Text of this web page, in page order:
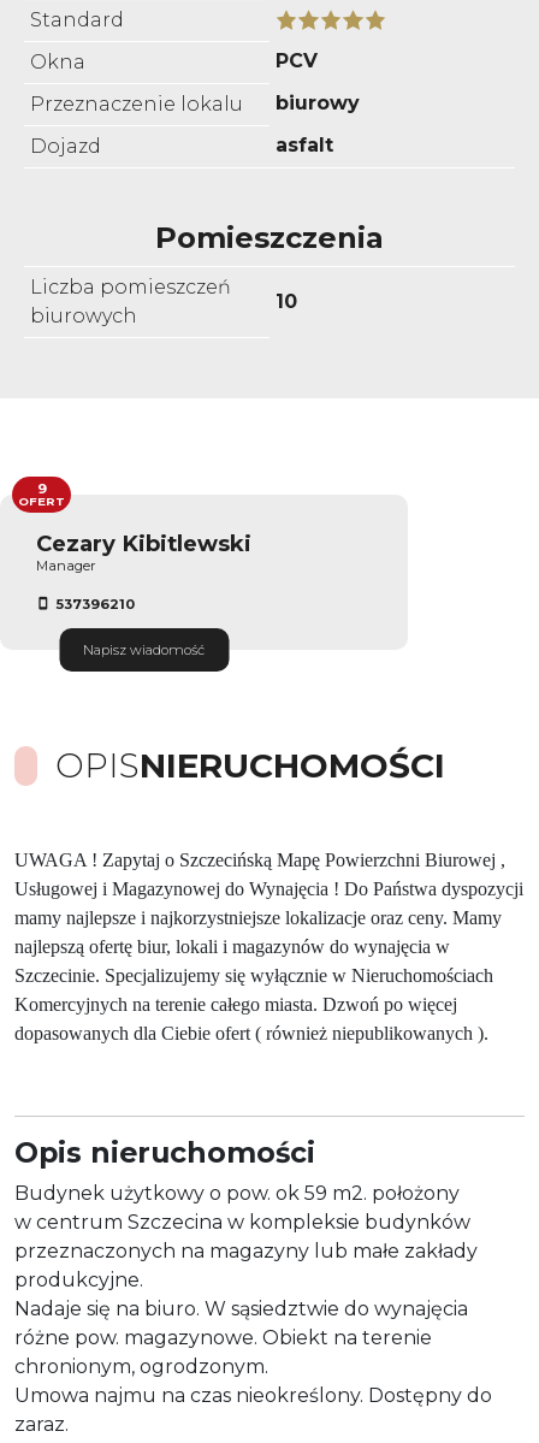
Standard
Okna
PCV
Przeznaczenie lokalu
biurowy
Dojazd
asfalt
Pomieszczenia
Liczba pomieszczeń
biurowych
10
Cezary Kibitlewski
Manager
537396210
Napisz wiadomość
9
OFERT
OPISNIERUCHOMOŚCI
UWAGA ! Zapytaj o Szczecińską Mapę Powierzchni Biurowej ,
Usługowej i Magazynowej do Wynajęcia ! Do Państwa dyspozycji
mamy najlepsze i najkorzystniejsze lokalizacje oraz ceny. Mamy
najlepszą ofertę biur, lokali i magazynów do wynajęcia w
Szczecinie. Specjalizujemy się wyłącznie w Nieruchomościach
Komercyjnych na terenie całego miasta. Dzwoń po więcej
dopasowanych dla Ciebie ofert ( również niepublikowanych ).
Opis nieruchomości
Budynek użytkowy o pow. ok 59 m2. położony
w centrum Szczecina w kompleksie budynków
przeznaczonych na magazyny lub małe zakłady
produkcyjne.
Nadaje się na biuro. W sąsiedztwie do wynajęcia
różne pow. magazynowe. Obiekt na terenie
chronionym, ogrodzonym.
Umowa najmu na czas nieokreślony. Dostępny do
zaraz.